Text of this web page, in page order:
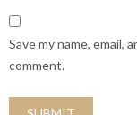
Save my name,
comment.